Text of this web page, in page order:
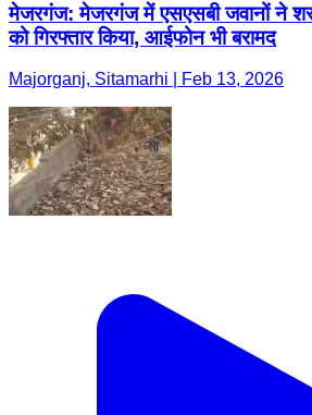
मेजरगंज: मेजरगंज में एसएसबी जवानों ने
को गिरफ्तार किया, आईफोन भी बरामद
Majorganj, Sitamarhi | Feb 13, 2026